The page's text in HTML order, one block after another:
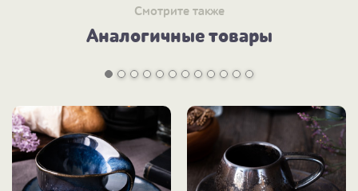
Смотрите также
Аналогичные товары